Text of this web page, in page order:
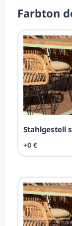
Farbton
Stahl­ge­stell
+0 €